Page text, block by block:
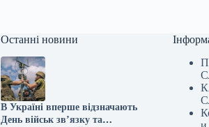
Останні новини
В Україні вперше відзначають
День військ зв’язку та